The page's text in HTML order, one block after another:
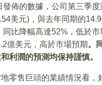
佈的數據，公司第三季度
美元)，與去年同期的
比降幅高達52%，低於市
億美元，高於市場預期。
利潤的預測均保持謹慎。
零售巨頭的業績情況看，